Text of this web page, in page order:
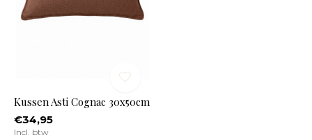
Kussen Asti Cognac 30x50cm
€34,95
Incl. btw